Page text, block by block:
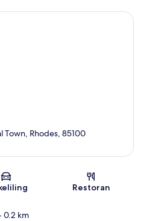
Peta
Town, Rhodes, 85100
Restoran
0.2 km